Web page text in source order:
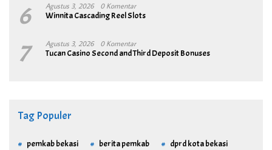
6 Agustus 3, 2026 0 Komentar
Winnita Cascading Reel Slots
7 Agustus 3, 2026 0 Komentar
Tucan Casino Second and Third Deposit Bonuses
Tag Populer
pemkab bekasi berita pemkab dprd kota bekasi